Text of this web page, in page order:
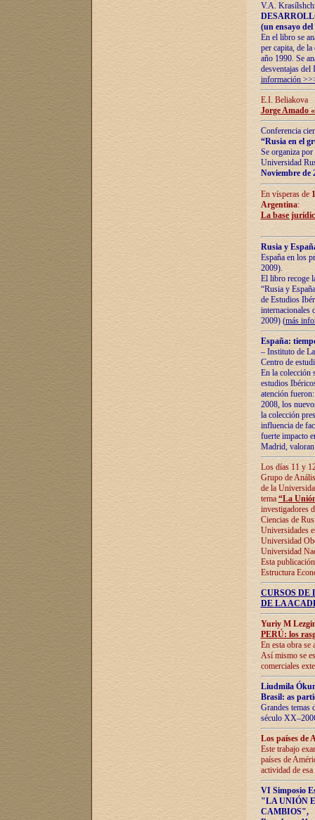
V.A.
(un ensayo
En el libro se
per capita, de
año 1990. Se
desventajas
información
E.I. Beliakova
Jorge Amado
Conferencia
“Rusia en el
Se organiza
Universidad
Noviembre de
En vísperas de
Argentina:
La base
Rusia y
España en los
2009).
El libro recoge
“Rusia y
de Estudios
internacionales
2009) (más
España:
– Instituto de
Centro de
En la colección
estudios
atención
2008, los
la colección
influencia de
fuerte impacto
Madrid,
Los días 11 y
Grupo de
de la
tema “La
investigadores
Ciencias de
Universidades
Universidad
Universidad
Esta
Estructura
CURSOS
DE LA
Yuriy M
PERÚ: los
En esta obra se
Así mismo se
comerciales
Liudmila
Brasil: as
Grandes temas
século
Los países de
Este trabajo
países de
actividad de
VI Simposio
"LA UNIÓN
CAMBIOS",